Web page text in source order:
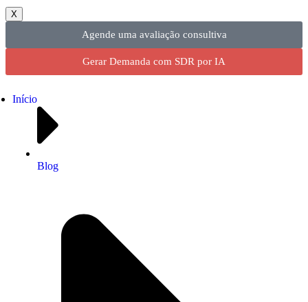
X
Agende uma avaliação consultiva
Gerar Demanda com SDR por IA
Início
Blog